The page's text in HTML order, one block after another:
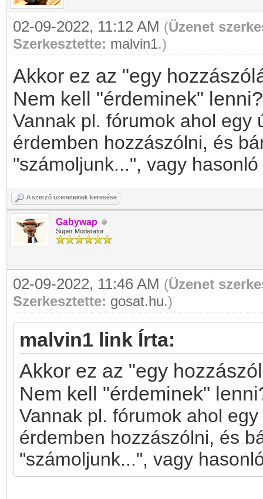
02-09-2022, 11:12 AM (Üzenet
Szerkesztette: malvin1.)
Akkor ez az "egy
Nem kell "érdeminek" lenni?
Vannak pl. fórumok ahol egy
érdemben hozzászólni, és
"számoljunk...", vagy
A szerző üzeneteinek keresése
Gabywap
Super Moderator
02-09-2022, 11:46 AM (Üzenet
Szerkesztette: gosat.hu.)
malvin1 link Írta:
Akkor ez az "egy
Nem kell "érdeminek"
Vannak pl. fórumok ahol
érdemben hozzászólni, és
"számoljunk...", vagy